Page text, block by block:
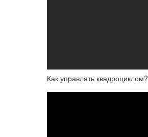
Как управлять квадроциклом?